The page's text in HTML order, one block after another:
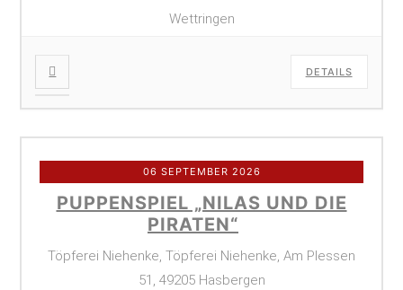
Wettringen
DETAILS
06 SEPTEMBER 2026
PUPPENSPIEL „NILAS UND DIE
PIRATEN“
Töpferei Niehenke, Töpferei Niehenke, Am Plessen
51, 49205 Hasbergen